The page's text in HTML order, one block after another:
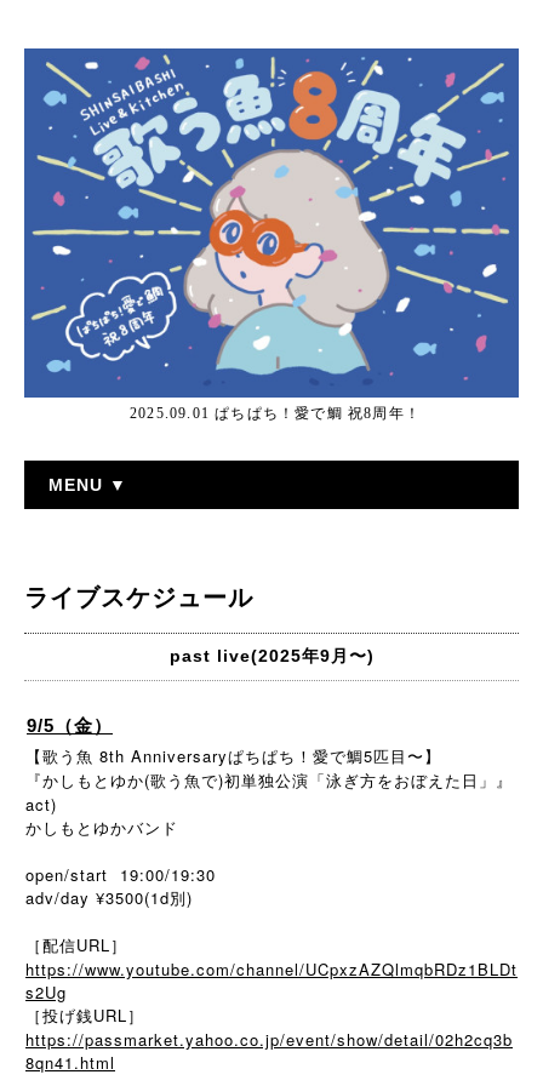
2025.09.01 ぱちぱち！愛で鯛 祝8周年！
MENU ▼
ライブスケジュール
past live(2025年9月〜)
9/5（金）
【歌う魚 8th Anniversaryぱちぱち！愛で鯛5匹目〜】
『かしもとゆか(歌う魚で)初単独公演「泳ぎ方をおぼえた日」』
act)
かしもとゆかバンド
open/start 19:00/19:30
adv/day ¥3500(1d別)
［配信URL］
https://www.youtube.com/channel/UCpxzAZQlmqbRDz1BLDt
s2Ug
［投げ銭URL］
https://passmarket.yahoo.co.jp/event/show/detail/02h2cq3b
8qn41.html